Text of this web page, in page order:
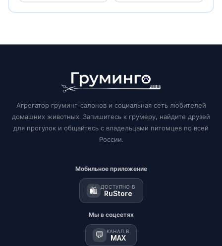
Агрегатор груминг-салонов и социальная сеть любителей
домашних животных. Запишитесь к грумеру, найдите друзей
для прогулок и общайтесь с владельцами питомцев по всей
России.
Мобильное приложение
🛍️ ДОСТУПНО В
RuStore
Мы в соцсетях
💬 КАНАЛ В
MAX